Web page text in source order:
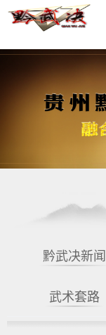
黔武决新闻
武术套路